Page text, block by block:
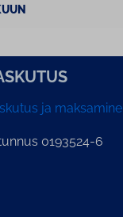
ja
0193524-6